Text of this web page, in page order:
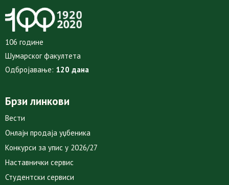
106 године
Шумарског факултета
Одбројавање: 120 дана
Брзи линкови
Вести
Онлајн продаја уџбеника
Конкурси за упис у 2026/27
Наставнички сервис
Студентски сервиси